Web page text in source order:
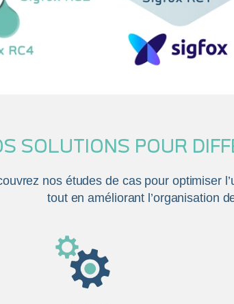
SOLUTIONS POUR
nos études de cas pour optimiser
tout en améliorant l’organisation